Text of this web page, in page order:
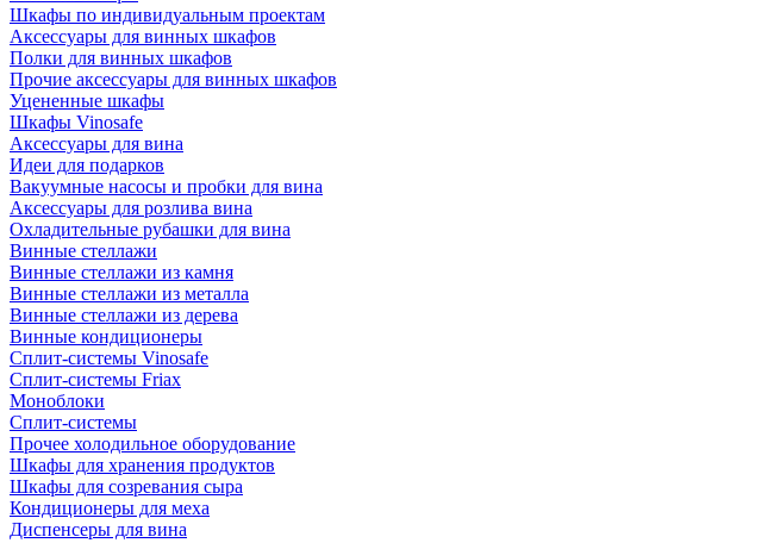
Шкафы по индивидуальным проектам
Аксессуары для винных шкафов
Полки для винных шкафов
Прочие аксессуары для винных шкафов
Уцененные шкафы
Шкафы Vinosafe
Аксессуары для вина
Идеи для подарков
Вакуумные насосы и пробки для вина
Аксессуары для розлива вина
Охладительные рубашки для вина
Винные стеллажи
Винные стеллажи из камня
Винные стеллажи из металла
Винные стеллажи из дерева
Винные кондиционеры
Сплит-системы Vinosafe
Сплит-системы Friax
Моноблоки
Сплит-системы
Прочее холодильное оборудование
Шкафы для хранения продуктов
Шкафы для созревания сыра
Кондиционеры для меха
Диспенсеры для вина